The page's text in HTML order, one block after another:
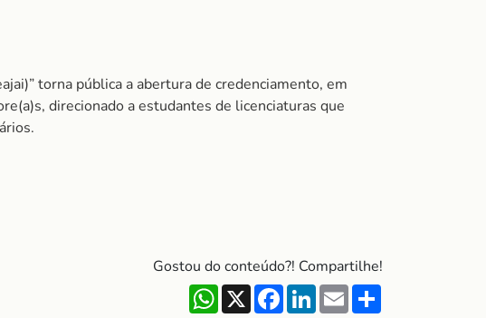
torna pública a abertura de credenciamento, em
direcionado a estudantes de licenciaturas que
Gostou do conteúdo?! Compartilhe!
WhatsApp
X Facebook
LinkedInEmail